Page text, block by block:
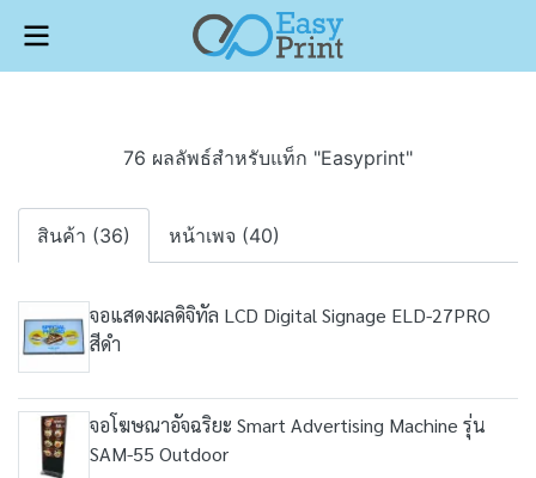
76 ผลลัพธ์สำหรับแท็ก "Easyprint"
สินค้า (36) หน้าเพจ (40)
จอแสดงผลดิจิทัล LCD Digital Signage ELD-27PRO
สีดำ
จอโฆษณาอัจฉริยะ Smart Advertising Machine รุ่น
SAM-55 Outdoor